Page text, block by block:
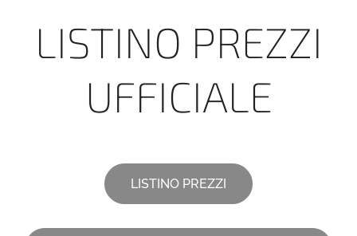
LISTINO PREZZI
UFFICIALE
LISTINO PREZZI